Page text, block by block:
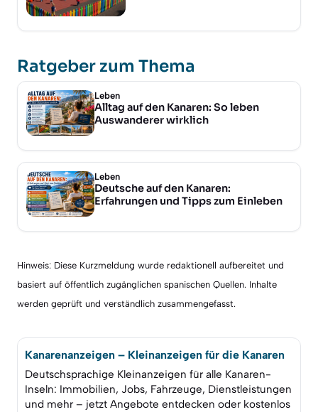
Ratgeber zum Thema
Leben
Alltag auf den Kanaren: So leben
Auswanderer wirklich
Leben
Deutsche auf den Kanaren:
Erfahrungen und Tipps zum Einleben
Hinweis: Diese Kurzmeldung wurde redaktionell aufbereitet und
basiert auf öffentlich zugänglichen spanischen Quellen. Inhalte
werden geprüft und verständlich zusammengefasst.
Kanarenanzeigen – Kleinanzeigen für die Kanaren
Deutschsprachige Kleinanzeigen für alle Kanaren-
Inseln: Immobilien, Jobs, Fahrzeuge, Dienstleistungen
und mehr – jetzt Angebote entdecken oder kostenlos